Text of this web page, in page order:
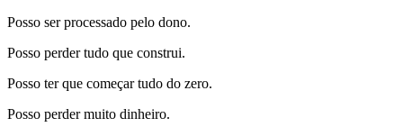
Posso ser processado pelo dono.
Posso perder tudo que construi.
Posso ter que começar tudo do zero.
Posso perder muito dinheiro.